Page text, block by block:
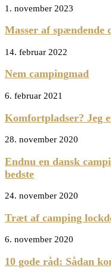
1. november 2023
Masser af spændende
14. februar 2022
Nem campingmad
6. februar 2021
Komfortpladser? Jeg
28. november 2020
Endnu en dansk
bedste
24. november 2020
Træt af camping
6. november 2020
10 gode råd: Sådan